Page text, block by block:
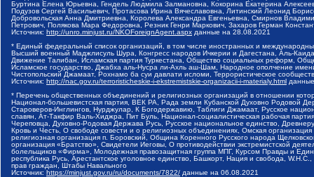
Буртина Елена Юрьевна, Гендель Людмила Залмановна, Кокорина Екатерина
Подузов Сергей Васильевич, Протасова Ирина Вячеславовна, Литинский Леонид
Добровольская Анна Дмитриевна, Королева Александра Евгеньевна, Смирнов
Петрович, Полякова Мара Федоровна, Резник Генри Маркович, Захаров Герман
Источник: http://unro.minjust.ru/NKOForeignAgent.aspx данные на 28.08.2021
* Единый федеральный список организаций, в том числе иностранных и
Высший военный Маджлисуль Шура, Конгресс народов Ичкерии и Дагестана, Аль-
Движение Талибан, Исламская партия Туркестана, Общество социальных реформ,
Исламское государство, Джабха аль-Нусра ли-Ахль аш-Шам, Народное ополчение
Чистопольский Джамаат, Рохнамо ба суи давлати исломи, Террористическое
Источник: http://nac.gov.ru/terroristicheskie-i-ekstremistskie-organizacii-i-materialy.html
* Перечень общественных объединений и религиозных организаций в отношении
Национал-большевистская партия, ВЕК РА, Рада земли Кубанской Духовно Родовой
Староверов-Инглингов, Нурджулар, К Богодержавию, Таблиги Джамаат, Русское
славян, Ат-Такфир Валь-Хиджра, Пит Буль, Национал-социалистическая рабочая
Череповца, Духовно-Родовая Держава Русь, Русское национальное единство,
Кровь и Честь, О свободе совести и о религиозных объединениях, Омская
религиозная организация п. Боровский, Община Коренного Русского народа
организация «Братство», Свидетели Иеговы, О противодействии экстремистской
болельщиков «Фирма», Молодежная правозащитная группа МПГ, Курсом Правды и
республика Русь, Арестантское уголовное единство, Башкорт, Нация и свобода,
прав граждан, Штабы Навального
Источник: https://minjust.gov.ru/ru/documents/7822/ данные на 06.08.2021